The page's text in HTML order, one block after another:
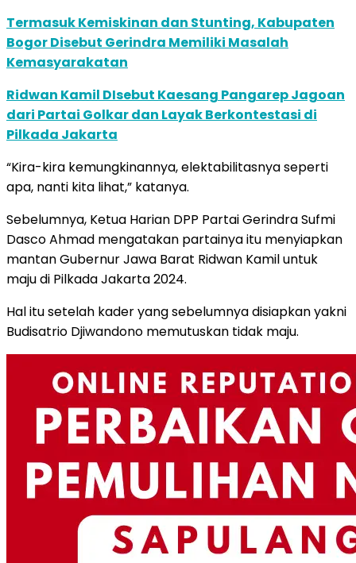
Termasuk Kemiskinan dan Stunting, Kabupaten
Bogor Disebut Gerindra Memiliki Masalah
Kemasyarakatan
Ridwan Kamil DIsebut Kaesang Pangarep Jagoan
dari Partai Golkar dan Layak Berkontestasi di
Pilkada Jakarta
“Kira-kira kemungkinannya, elektabilitasnya seperti
apa, nanti kita lihat,” katanya.
Sebelumnya, Ketua Harian DPP Partai Gerindra Sufmi
Dasco Ahmad mengatakan partainya itu menyiapkan
mantan Gubernur Jawa Barat Ridwan Kamil untuk
maju di Pilkada Jakarta 2024.
Hal itu setelah kader yang sebelumnya disiapkan yakni
Budisatrio Djiwandono memutuskan tidak maju.